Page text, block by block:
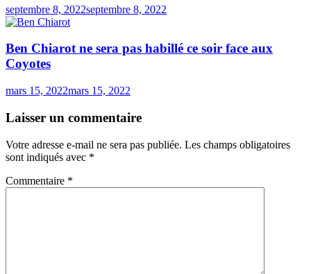
septembre 8, 2022septembre 8, 2022
Ben Chiarot ne sera pas habillé ce soir face aux
Coyotes
mars 15, 2022mars 15, 2022
Laisser un commentaire
Votre adresse e-mail ne sera pas publiée. Les champs obligatoires
sont indiqués avec *
Commentaire *